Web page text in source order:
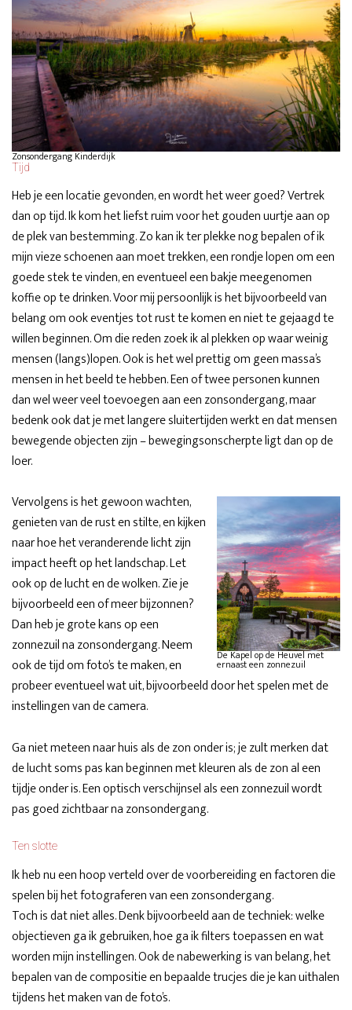
Zonsondergang Kinderdijk
Tijd
Heb je een locatie gevonden, en wordt het weer goed? Vertrek
dan op tijd. Ik kom het liefst ruim voor het gouden uurtje aan op
de plek van bestemming. Zo kan ik ter plekke nog bepalen of ik
mijn vieze schoenen aan moet trekken, een rondje lopen om een
goede stek te vinden, en eventueel een bakje meegenomen
koffie op te drinken. Voor mij persoonlijk is het bijvoorbeeld van
belang om ook eventjes tot rust te komen en niet te gejaagd te
willen beginnen. Om die reden zoek ik al plekken op waar weinig
mensen (langs)lopen. Ook is het wel prettig om geen massa’s
mensen in het beeld te hebben. Een of twee personen kunnen
dan wel weer veel toevoegen aan een zonsondergang, maar
bedenk ook dat je met langere sluitertijden werkt en dat mensen
bewegende objecten zijn – bewegingsonscherpte ligt dan op de
loer.
De Kapel op de Heuvel met
ernaast een zonnezuil
Vervolgens is het gewoon wachten,
genieten van de rust en stilte, en kijken
naar hoe het veranderende licht zijn
impact heeft op het landschap. Let
ook op de lucht en de wolken. Zie je
bijvoorbeeld een of meer bijzonnen?
Dan heb je grote kans op een
zonnezuil na zonsondergang. Neem
ook de tijd om foto’s te maken, en
probeer eventueel wat uit, bijvoorbeeld door het spelen met de
instellingen van de camera.
Ga niet meteen naar huis als de zon onder is; je zult merken dat
de lucht soms pas kan beginnen met kleuren als de zon al een
tijdje onder is. Een optisch verschijnsel als een zonnezuil wordt
pas goed zichtbaar na zonsondergang.
Ten slotte
Ik heb nu een hoop verteld over de voorbereiding en factoren die
spelen bij het fotograferen van een zonsondergang.
Toch is dat niet alles. Denk bijvoorbeeld aan de techniek: welke
objectieven ga ik gebruiken, hoe ga ik filters toepassen en wat
worden mijn instellingen. Ook de nabewerking is van belang, het
bepalen van de compositie en bepaalde trucjes die je kan uithalen
tijdens het maken van de foto’s.